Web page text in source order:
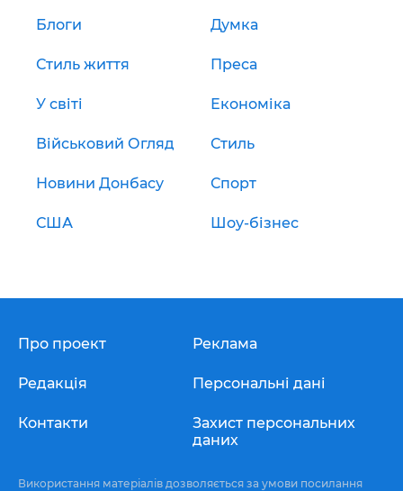
Блоги Думка
Стиль життя Преса
У світі Економіка
Військовий Огляд Стиль
Новини Донбасу Спорт
США Шоу-бізнес
Про проект
Редакція
Контакти
Реклама
Персональні дані
Захист персональних
даних
Використання матеріалів дозволяється за умови посилання